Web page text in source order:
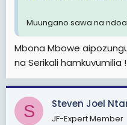
Muungano sawa na
Mbona Mbowe
na Serikali hamkuvumilia !
S Steven Joel
JF-Expert Member